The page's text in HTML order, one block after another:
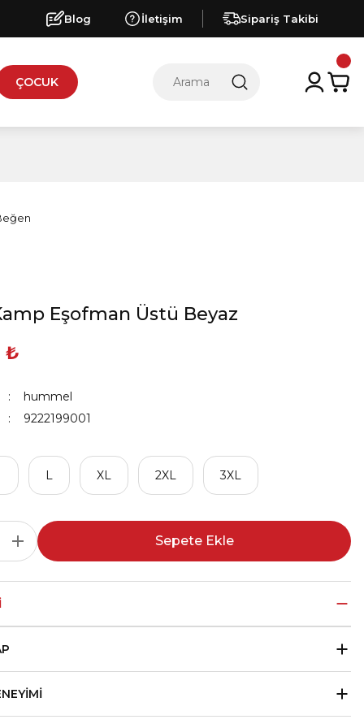
Blog İletişim Sipariş Takibi
ÇOCUK
Eşofman Üstü Beyaz
₺
hummel
9222199001
L XL 2XL 3XL
Sepete Ekle